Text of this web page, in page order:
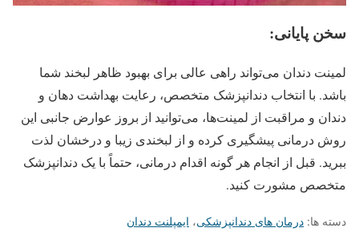
سخن پایانی:
لمینت دندان می‌تواند راهی عالی برای بهبود ظاهر لبخند شما
باشد. با انتخاب دندانپزشک متخصص، رعایت بهداشت دهان و
دندان و مراقبت از لمینت‌ها، می‌توانید از بروز عوارض جانبی این
روش درمانی پیشگیری کرده و از لبخندی زیبا و درخشان لذت
ببرید. قبل از انجام هر گونه اقدام درمانی، حتماً با یک دندانپزشک
متخصص مشورت کنید.
دسته ها: درمان های دندانپزشکی، ایمپلنت دندان